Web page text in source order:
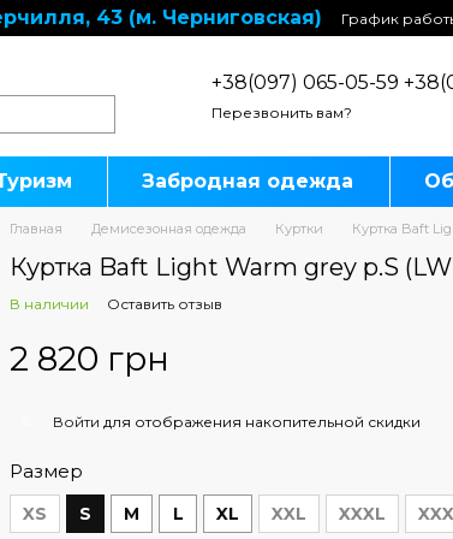
43 (м. Черниговская)
График
+38(097) 065-05-59
Перезвонить вам?
Забродная одежда
Главная Демисезонная одежда Куртки Куртка Baft
Куртка Baft Light Warm grey p.S
В наличии Оставить отзыв
2 820 грн
Войти для отображения накопительной скидки
Размер
XS S M L XL XXL XXXL